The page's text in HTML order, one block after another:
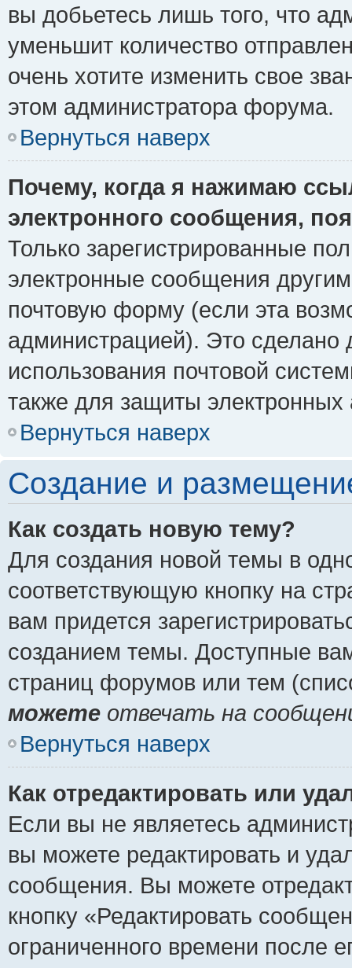
вы добьетесь лишь того, что
уменьшит количество
очень хотите изменить свое
этом администратора форума.
Вернуться наверх
Почему, когда я нажимаю
электронного сообщения,
Только зарегистрированные
электронные сообщения
почтовую форму (если эта
администрацией). Это сделано
использования почтовой
также для защиты электронных
Вернуться наверх
Создание и
Как создать новую тему?
Для создания новой темы в
соответствующую кнопку на
вам придется
созданием темы. Доступные
страниц форумов или тем
можете отвечать на
Вернуться наверх
Как отредактировать или
Если вы не являетесь
вы можете редактировать и
сообщения. Вы можете
кнопку «Редактировать
ограниченного времени после